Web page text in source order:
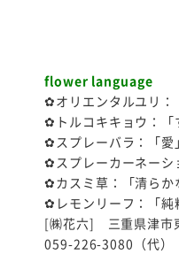
flower language
✿オリエンタルユリ：
✿トルコキキョウ：「
✿スプレーバラ：「愛
✿スプレーカーネーシ
✿カスミ草：「清らか
✿レモンリーフ：「純
[㈱花六] 三重県津市
059-226-3080（代）